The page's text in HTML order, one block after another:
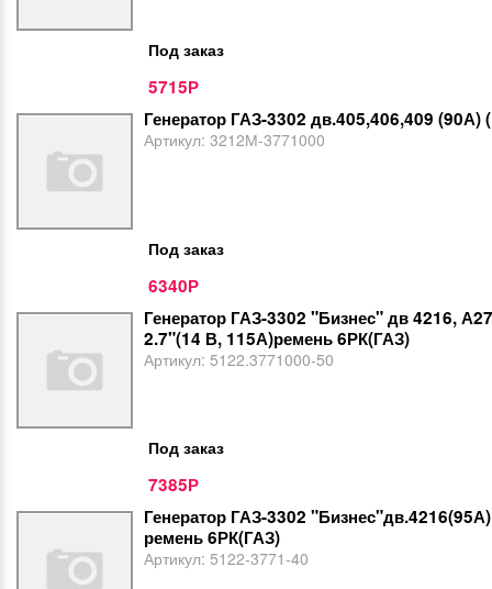
Под заказ
5715Р
Генератор ГАЗ-3302 дв.405,406,409 (90А)
Артикул: 3212М-3771000
Под заказ
6340Р
Генератор ГАЗ-3302 "Бизнес" дв 4216,
2.7"(14 В, 115А)ремень 6РК(ГАЗ)
Артикул: 5122.3771000-50
Под заказ
7385Р
Генератор ГАЗ-3302
ремень 6РК(ГАЗ)
Артикул: 5122-3771-40